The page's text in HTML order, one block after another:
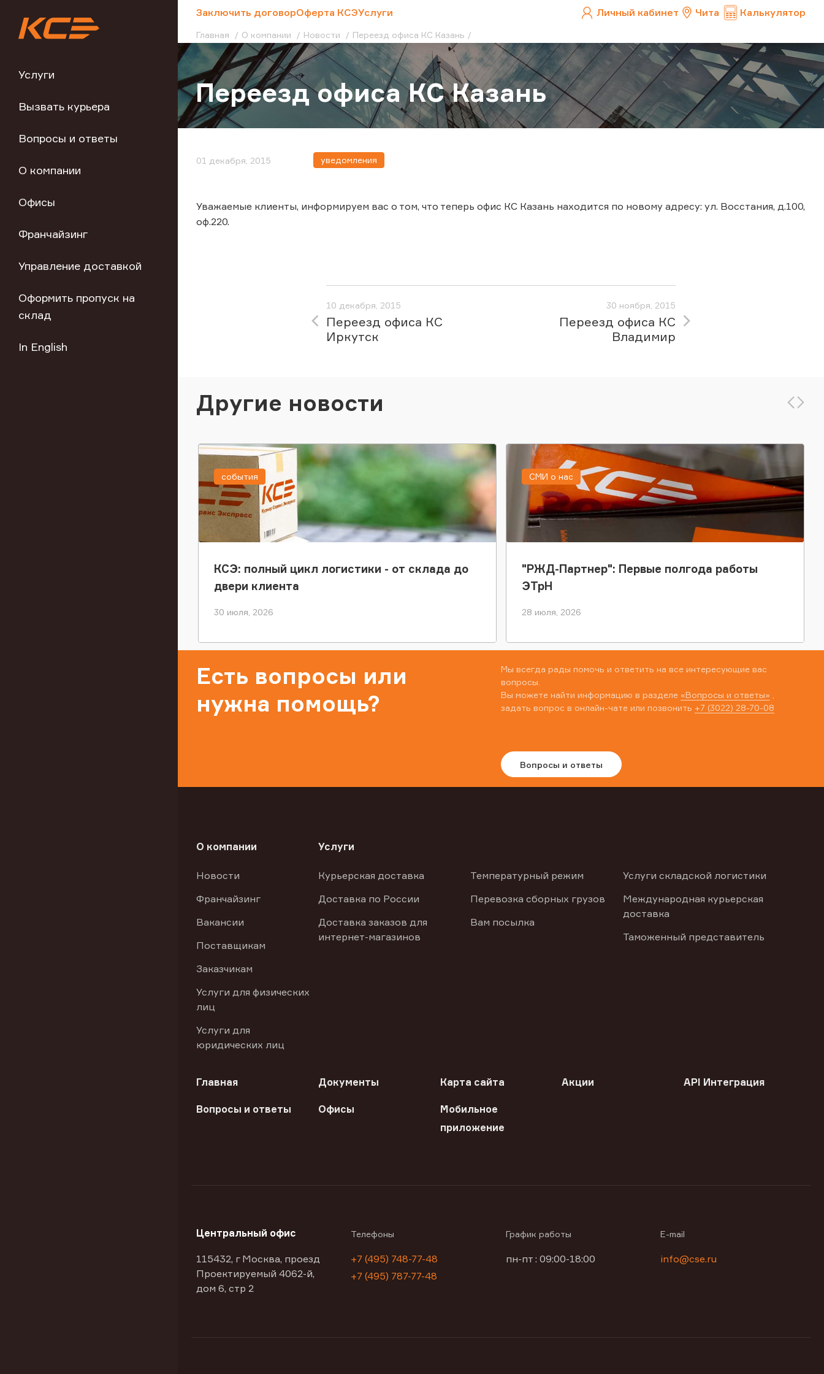
Услуги
Вызвать курьера
Вопросы и ответы
О компании
Офисы
Франчайзинг
Управление доставкой
Оформить пропуск на
склад
In English
Заключить договорОферта КСЭУслуги Личный кабинет Чита Калькулятор
Главная О компании Новости Переезд офиса КС Казань
Переезд офиса КС Казань
01 декабря, 2015 уведомления
Уважаемые клиенты, информируем вас о том, что теперь офис КС Казань находится по новому адресу: ул. Восстания, д.100,
оф.220.
10 декабря, 2015
Переезд офиса КС
Иркутск
30 ноября, 2015
Переезд офиса КС
Владимир
Другие новости
КСЭ: полный цикл логистики - от склада до
двери клиента
30 июля, 2026
события
"РЖД-Партнер": Первые полгода работы
ЭТрН
28 июля, 2026
СМИ о нас
Есть вопросы или
нужна помощь?
Мы всегда рады помочь и ответить на все интересующие вас
вопросы.
Вы можете найти информацию в разделе «Вопросы и ответы»
задать вопрос в онлайн-чате или позвонить +7 (3022) 28-70-08
Вопросы и ответы
О компании
Новости
Франчайзинг
Вакансии
Поставщикам
Заказчикам
Услуги для физических
лиц
Услуги для
юридических лиц
Услуги
Курьерская доставка
Доставка по России
Доставка заказов для
интернет-магазинов
Температурный режим
Перевозка сборных грузов
Вам посылка
Услуги складской логистики
Международная курьерская
доставка
Таможенный представитель
Главная Документы Карта сайта Акции API Интеграция
Вопросы и ответы Офисы
Мобильное
приложение
Центральный офис
115432, г Москва, проезд
Проектируемый 4062-й,
дом 6, стр 2
Телефоны
+7 (495) 748-77-48
+7 (495) 787-77-48
График работы
пн-пт : 09:00-18:00
E-mail
info@cse.ru